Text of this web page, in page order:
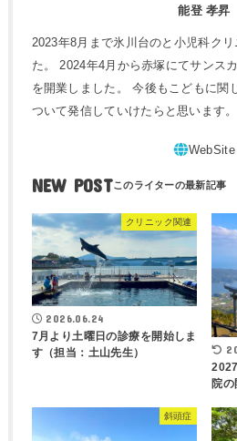
能登 孝昇
2023年8月まで氷川台のと小児科ク
た。 2024年4月から赤塚にてサンス
を開業しました。 今後もこどもに関
ついて発信していけたらと思います。
NEW POST
クリニック関連
2026.06.24
7月より土曜日の診療を開始しま
す（担当：土山先生）
院の
斜頭症